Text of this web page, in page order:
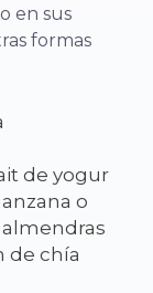
en sus
formas
de yogur
o
de chía